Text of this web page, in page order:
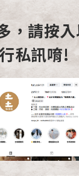
，請按
私訊唷!